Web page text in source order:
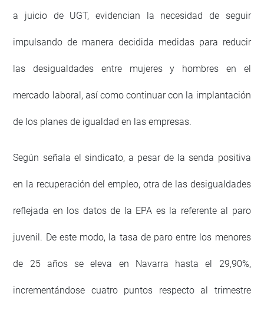
a juicio de UGT, evidencian la necesidad de seguir
impulsando de manera decidida medidas para reducir
las desigualdades entre mujeres y hombres en el
mercado laboral, así como continuar con la implantación
de los planes de igualdad en las empresas.
Según señala el sindicato, a pesar de la senda positiva
en la recuperación del empleo, otra de las desigualdades
reflejada en los datos de la EPA es la referente al paro
juvenil. De este modo, la tasa de paro entre los menores
de 25 años se eleva en Navarra hasta el 29,90%,
incrementándose cuatro puntos respecto al trimestre